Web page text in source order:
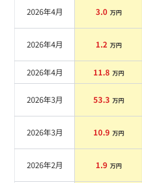
2026年4月 3.0 万円
2026年4月 1.2 万円
2026年4月
11.8 万円
2026年3月 53.3 万円
2026年3月 10.9 万円
2026年2月 1.9 万円